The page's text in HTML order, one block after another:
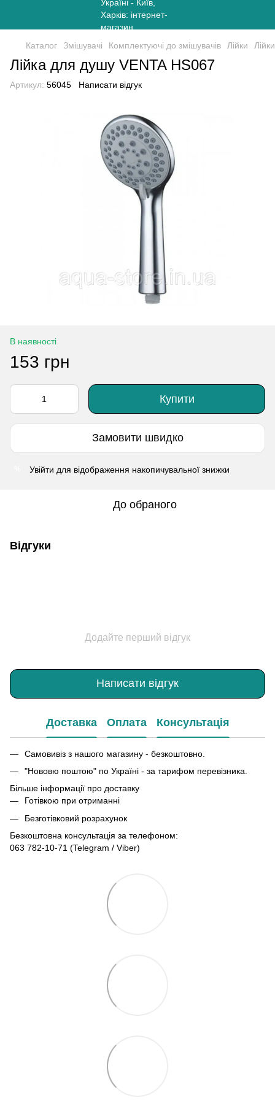
Каталог Змішувачі Комплектуючі до змішувачів Лійки
Лійка для душу VENTA HS067
Артикул: 56045 Написати відгук
В наявності
153 грн
Купити
Замовити швидко
Увійти для відображення накопичувальної знижки
До обраного
Відгуки
Додайте перший відгук
Написати відгук
Доставка Оплата Консультація
Самовивіз з нашого магазину - безкоштовно.
"Нововю поштою" по Україні - за тарифом перевізника.
Більше інформації про доставку
Готівкою при отриманні
Безготівковий розрахунок
Безкоштовна консультація за телефоном:
063 782-10-71 (Telegram / Viber)